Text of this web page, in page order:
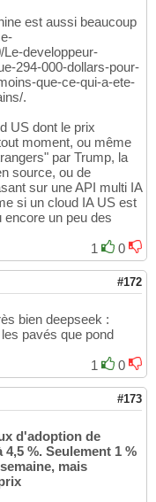
est aussi beaucoup
developpeur-
294-000-dollars-pour-
que-ce-qui-a-ete-
.
US dont le prix
moment, ou même
par Trump, la
source, ou de
sur une API multi IA
si un cloud IA US est
un peu des
1
0
#172
bien deepseek :
pavés que pond
1
0
#173
d'adoption de
%. Seulement 1 %
mais